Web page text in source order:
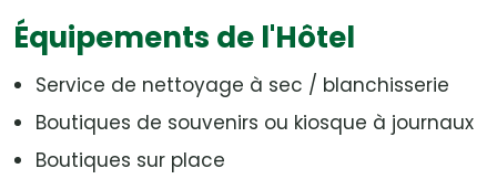
Équipements de l'Hôtel
Service de nettoyage à sec / blanchisserie
Boutiques de souvenirs ou kiosque à journaux
Boutiques sur place